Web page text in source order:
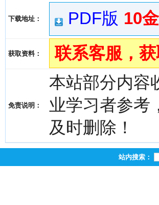
下载地址： PDF版 10
获取资料： 联系客服，
免责说明：
本站部分内容
业学习者参考
及时删除！
站内搜索：